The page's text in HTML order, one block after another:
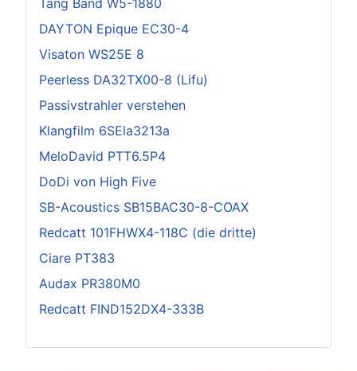
DAYTON Epique EC30-4
Visaton WS25E 8
Peerless DA32TX00-8 (Lifu)
Passivstrahler verstehen
Klangfilm 6SEla3213a
MeloDavid PTT6.5P4
DoDi von High Five
SB-Acoustics SB15BAC30-8-COAX
Redcatt 101FHWX4-118C (die dritte)
Ciare PT383
Audax PR380M0
Redcatt FIND152DX4-333B